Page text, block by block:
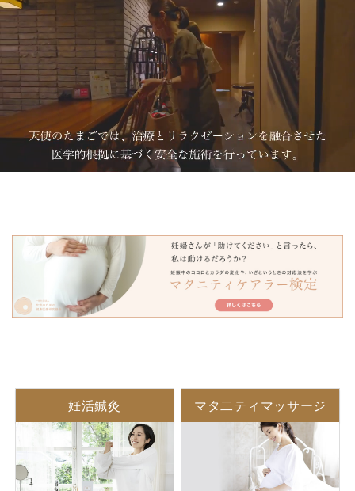
妊活鍼灸 マタ二ティマッサージ